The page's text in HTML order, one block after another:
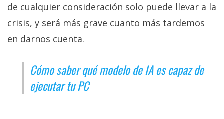
de cualquier consideración solo puede llevar a la
crisis, y será más grave cuanto más tardemos
en darnos cuenta.
Cómo saber qué modelo de IA es capaz de
ejecutar tu PC